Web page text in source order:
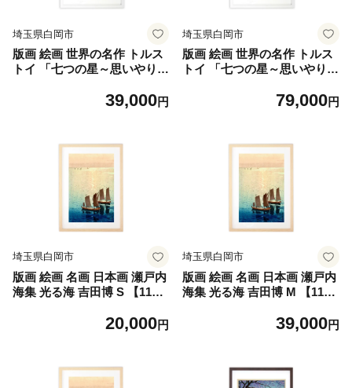
埼玉県白岡市
版画 絵画 世界の名作 トルス
トイ 「七つの星～思いやりの
39,000円
埼玉県白岡市
版画 絵画 世界の名作 トルス
トイ 「七つの星～思いやりの
79,000円
埼玉県白岡市
版画 絵画 名画 日本画 瀬戸内
海集 光る海 吉田博 S 【1124
20,000円
埼玉県白岡市
版画 絵画 名画 日本画 瀬戸内
海集 光る海 吉田博 M 【1124
39,000円